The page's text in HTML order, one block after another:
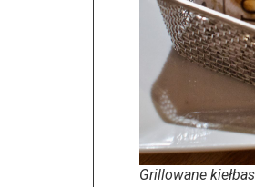
Grillowane